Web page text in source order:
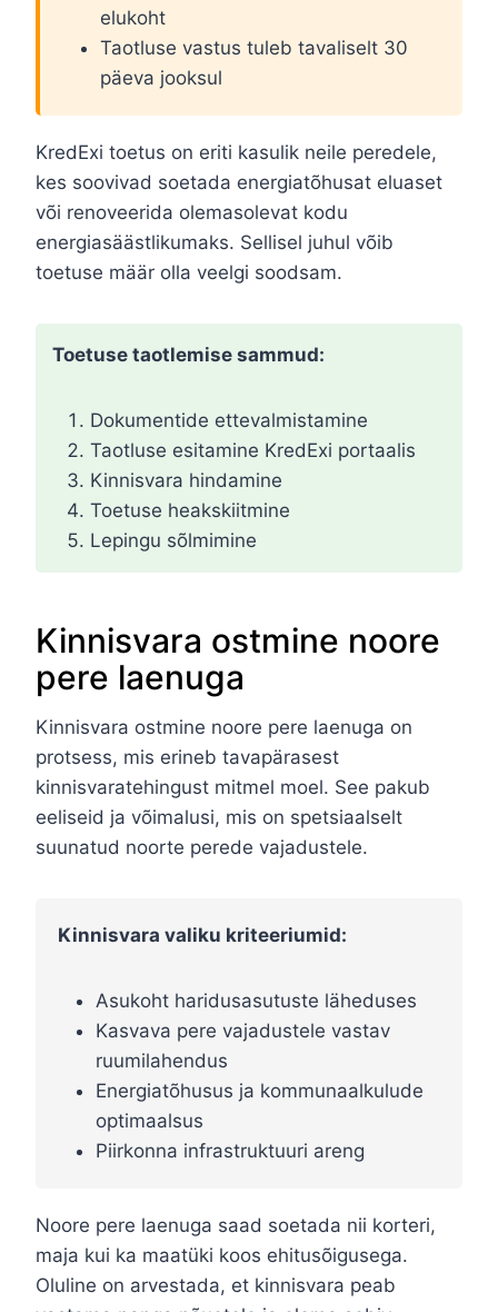
elukoht
Taotluse vastus tuleb tavaliselt 30
päeva jooksul
KredExi toetus on eriti kasulik neile peredele,
kes soovivad soetada energiatõhusat eluaset
või renoveerida olemasolevat kodu
energiasäästlikumaks. Sellisel juhul võib
toetuse määr olla veelgi soodsam.
Toetuse taotlemise sammud:
Dokumentide ettevalmistamine
Taotluse esitamine KredExi portaalis
Kinnisvara hindamine
Toetuse heakskiitmine
Lepingu sõlmimine
Kinnisvara ostmine noore
pere laenuga
Kinnisvara ostmine noore pere laenuga on
protsess, mis erineb tavapärasest
kinnisvaratehingust mitmel moel. See pakub
eeliseid ja võimalusi, mis on spetsiaalselt
suunatud noorte perede vajadustele.
Kinnisvara valiku kriteeriumid:
Asukoht haridusasutuste läheduses
Kasvava pere vajadustele vastav
ruumilahendus
Energiatõhusus ja kommunaalkulude
optimaalsus
Piirkonna infrastruktuuri areng
Noore pere laenuga saad soetada nii korteri,
maja kui ka maatüki koos ehitusõigusega.
Oluline on arvestada, et kinnisvara peab